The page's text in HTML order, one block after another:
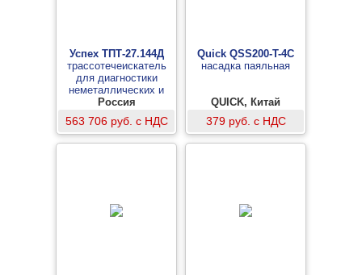
Успех ТПТ-27.144Д
трассотечеискатель
для диагностики
неметаллических и
металлических
Россия
563 706 руб. с НДС
Quick QSS200-T-4C
насадка паяльная
QUICK, Китай
379 руб. с НДС